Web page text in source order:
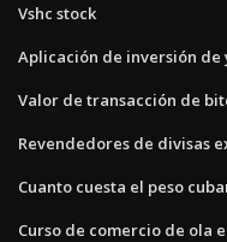
Vshc stock
Aplicación de inversión de
Valor de transacción de
Revendedores de divisas
Cuanto cuesta el peso
Curso de comercio de ola